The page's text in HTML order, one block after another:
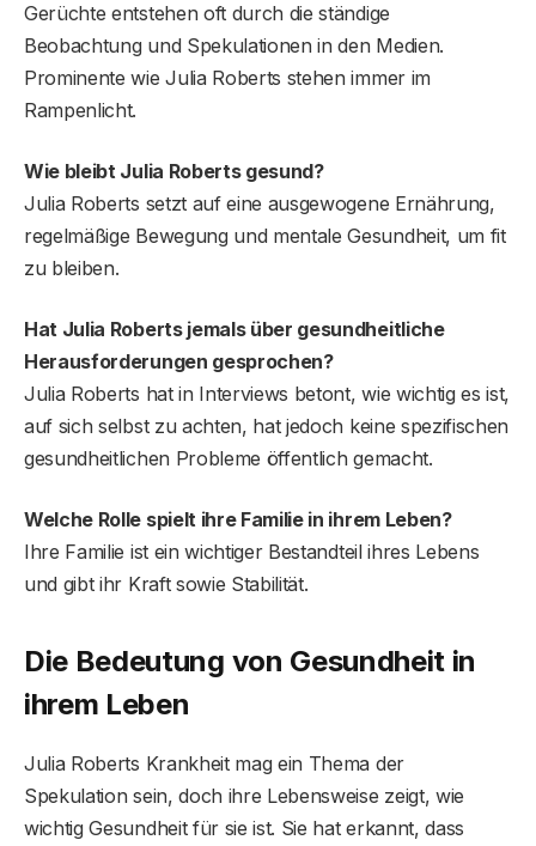
Gerüchte entstehen oft durch die ständige
Beobachtung und Spekulationen in den Medien.
Prominente wie Julia Roberts stehen immer im
Rampenlicht.
Wie bleibt Julia Roberts gesund?
Julia Roberts setzt auf eine ausgewogene Ernährung,
regelmäßige Bewegung und mentale Gesundheit, um fit
zu bleiben.
Hat Julia Roberts jemals über gesundheitliche
Herausforderungen gesprochen?
Julia Roberts hat in Interviews betont, wie wichtig es ist,
auf sich selbst zu achten, hat jedoch keine spezifischen
gesundheitlichen Probleme öffentlich gemacht.
Welche Rolle spielt ihre Familie in ihrem Leben?
Ihre Familie ist ein wichtiger Bestandteil ihres Lebens
und gibt ihr Kraft sowie Stabilität.
Die Bedeutung von Gesundheit in
ihrem Leben
Julia Roberts Krankheit mag ein Thema der
Spekulation sein, doch ihre Lebensweise zeigt, wie
wichtig Gesundheit für sie ist. Sie hat erkannt, dass